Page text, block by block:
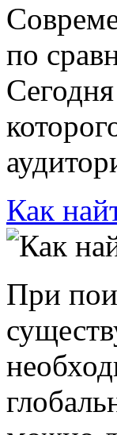
по
Как
При